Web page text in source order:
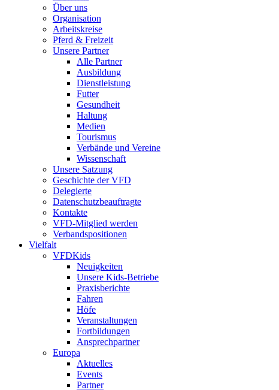
Über uns
Organisation
Arbeitskreise
Pferd & Freizeit
Unsere Partner
Alle Partner
Ausbildung
Dienstleistung
Futter
Gesundheit
Haltung
Medien
Tourismus
Verbände und Vereine
Wissenschaft
Unsere Satzung
Geschichte der VFD
Delegierte
Datenschutzbeauftragte
Kontakte
VFD-Mitglied werden
Verbandspositionen
Vielfalt
VFDKids
Neuigkeiten
Unsere Kids-Betriebe
Praxisberichte
Fahren
Höfe
Veranstaltungen
Fortbildungen
Ansprechpartner
Europa
Aktuelles
Events
Partner